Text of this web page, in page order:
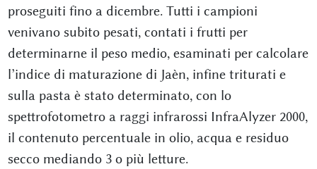
proseguiti fino a dicembre. Tutti i campioni
venivano subito pesati, contati i frutti per
determinarne il peso medio, esaminati per calcolare
l’indice di maturazione di Jaèn, infine triturati e
sulla pasta è stato determinato, con lo
spettrofotometro a raggi infrarossi InfraAlyzer 2000,
il contenuto percentuale in olio, acqua e residuo
secco mediando 3 o più letture.